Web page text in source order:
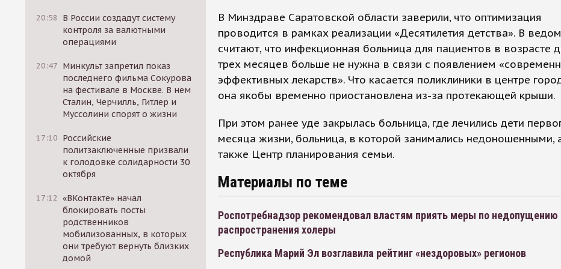
20:58
В России создадут систему
контроля за валютными
операциями
20:47 Минкульт запретил показ
последнего фильма Сокурова
на фестивале в Москве. В нем
Сталин, Черчилль, Гитлер и
Муссолини спорят о жизни
17:10 Российские
политзаключенные призвали
к голодовке солидарности 30
октября
17:12 «ВКонтакте» начал
блокировать посты
родственников
мобилизованных, в которых
они требуют вернуть близких
домой
В Минздраве Саратовской области заверили, что оптимизация
проводится в рамках реализации «Десятилетия детства». В
считают, что инфекционная больница для пациентов в возрасте
трех месяцев больше не нужна в связи с появлением
эффективных лекарств». Что касается поликлиники в центре
она якобы временно приостановлена из-за протекающей крыши.
При этом ранее уде закрылась больница, где лечились дети
месяца жизни, больница, в которой занимались недоношенными,
также Центр планирования семьи.
Материалы по теме
Роспотребнадзор рекомендовал властям приять меры по недопущению
распространения холеры
Республика Марий Эл возглавила рейтинг «нездоровых» регионов